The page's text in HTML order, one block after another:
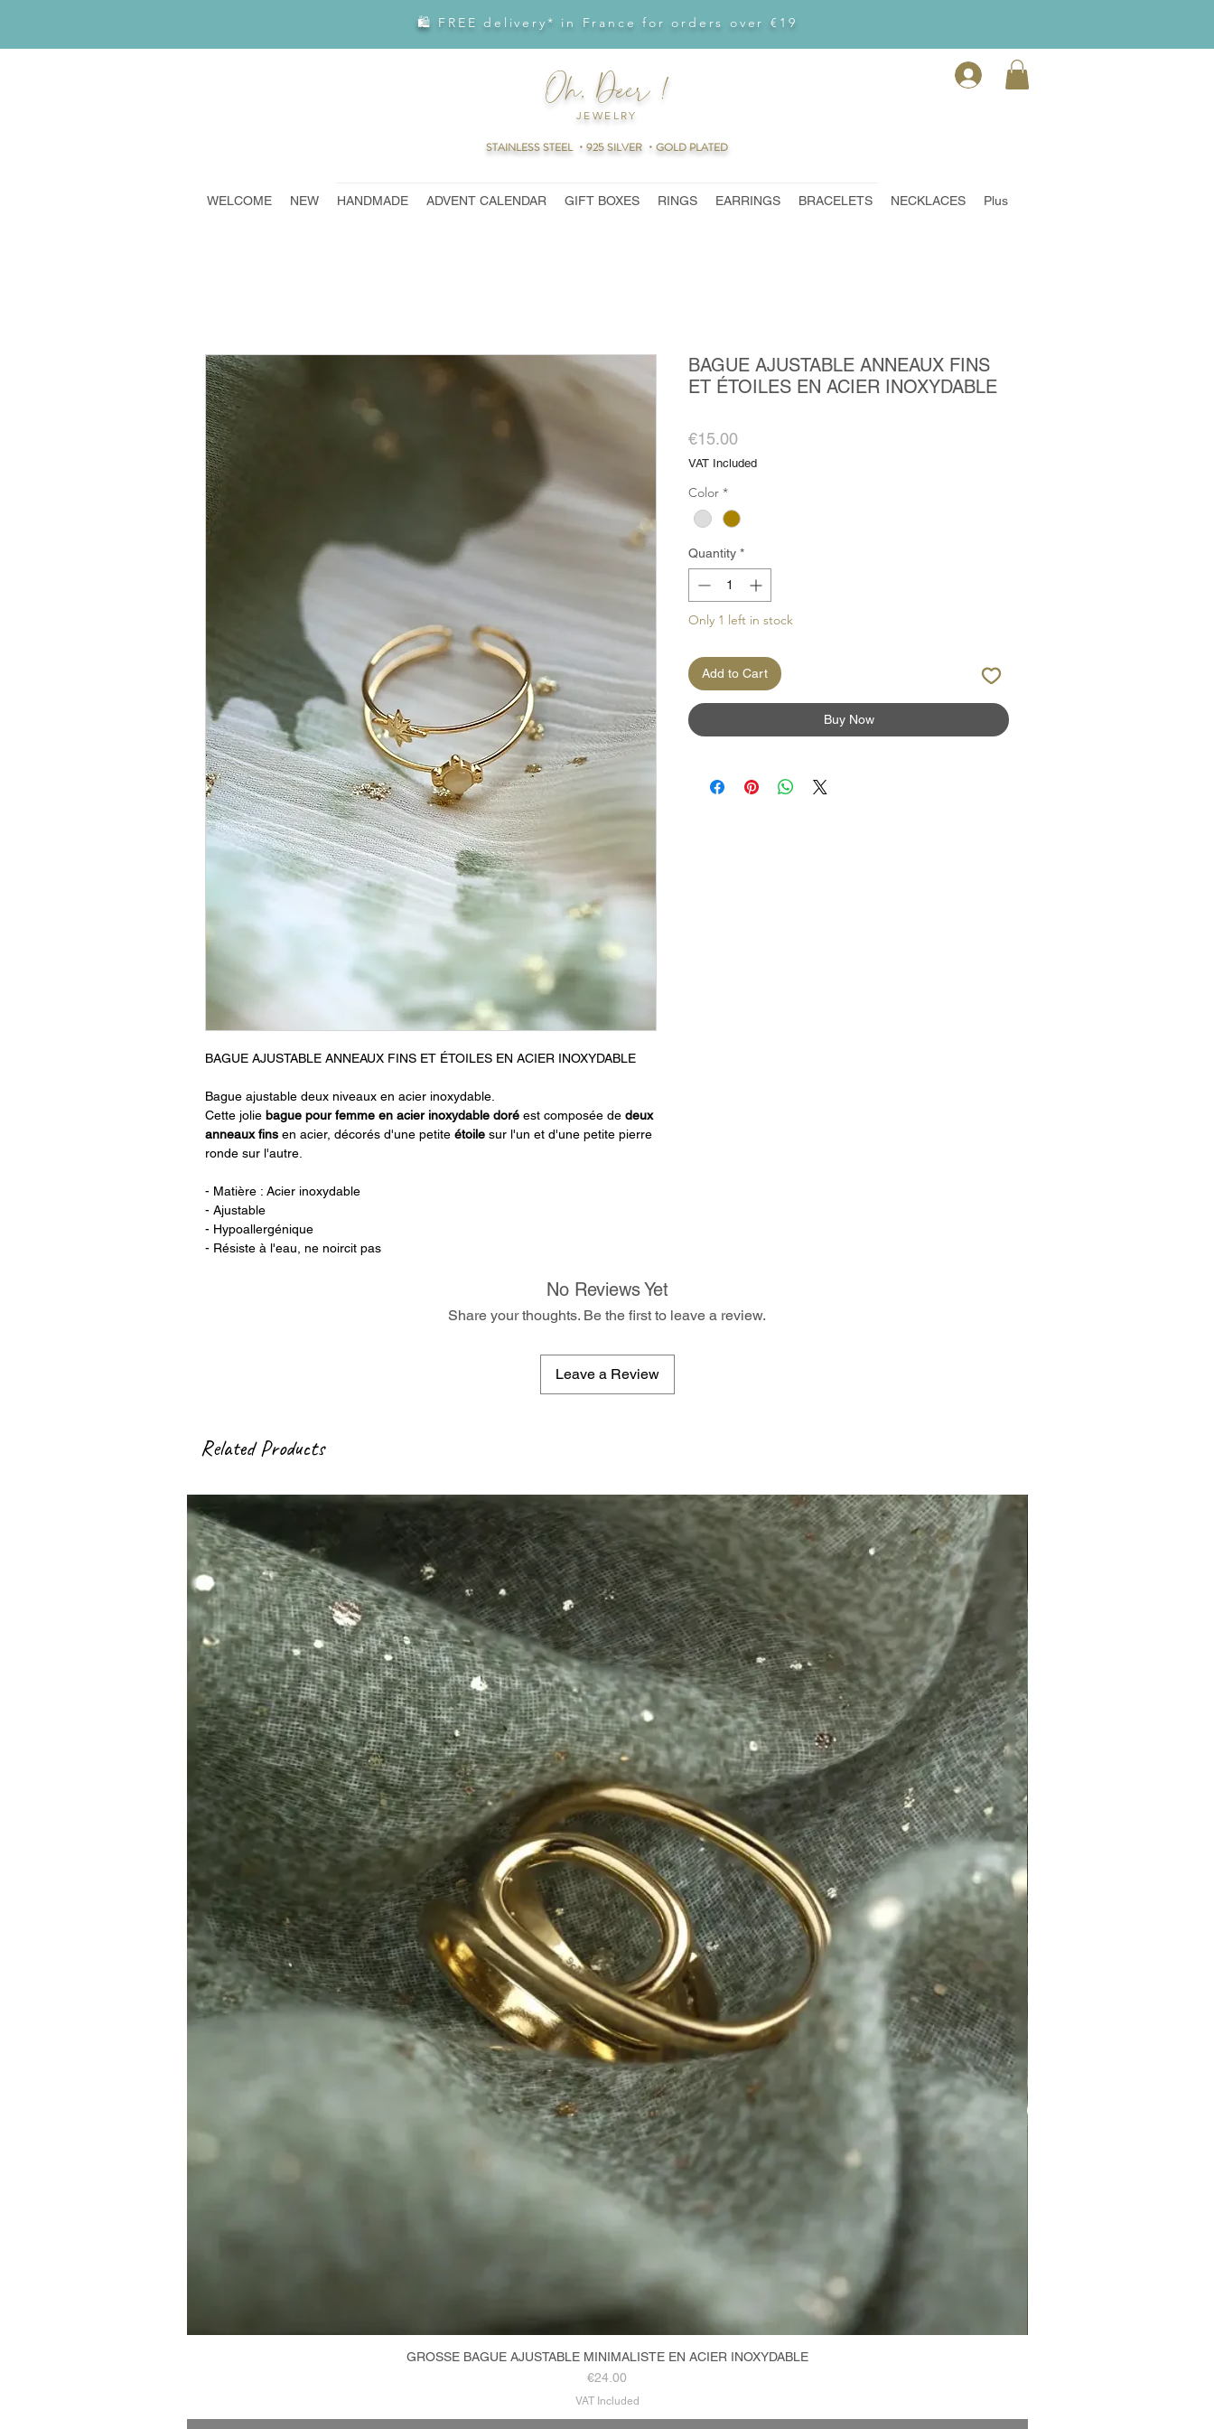
🛍 FREE delivery* in France for orders over €19
Oh, Deer !
JEWELRY
STAINLESS STEEL ・925 SILVER ・GOLD PLATED
WELCOME NEW HANDMADE ADVENT CALENDAR GIFT BOXES RINGS EARRINGS BRACELETS NECKLACES Plus
BAGUE AJUSTABLE ANNEAUX FINS ET ÉTOILES EN ACIER INOXYDABLE
Bague ajustable deux niveaux en acier inoxydable.
Cette jolie bague pour femme en acier inoxydable doré est composée de deux
anneaux fins en acier, décorés d'une petite étoile sur l'un et d'une petite pierre
ronde sur l'autre.
- Matière : Acier inoxydable
- Ajustable
- Hypoallergénique
- Résiste à l'eau, ne noircit pas
BAGUE AJUSTABLE ANNEAUX FINS
ET ÉTOILES EN ACIER INOXYDABLE
€15.00Price
VAT Included
Color *
Quantity *
Only 1 left in stock
Add to Cart
Buy Now
No Reviews Yet
Share your thoughts. Be the first to leave a review.
Leave a Review
Related Products
Quick View
GROSSE BAGUE AJUSTABLE MINIMALISTE EN ACIER INOXYDABLE
Price
€24.00
VAT Included